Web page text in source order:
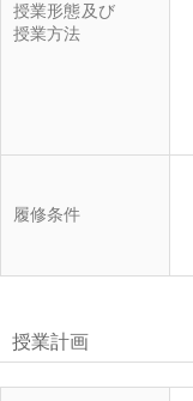
授業形態及び
授業方法
履修条件
授業計画